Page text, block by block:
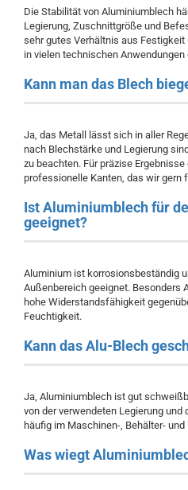
Die Stabilität von Aluminiumblech
Legierung, Zuschnittgröße und
sehr gutes Verhältnis aus
in vielen technischen Anwendungen
Kann man das Blech
Ja, das Metall lässt sich in aller
nach Blechstärke und Legierung
zu beachten. Für präzise
professionelle Kanten, das wir gern
Ist Aluminiumblech für
geeignet?
Aluminium ist korrosionsbeständig
Außenbereich geeignet. Besonders
hohe Widerstandsfähigkeit
Feuchtigkeit.
Kann das Alu-Blech
Ja, Aluminiumblech ist gut
von der verwendeten Legierung und
häufig im Maschinen-, Behälter-
Was wiegt